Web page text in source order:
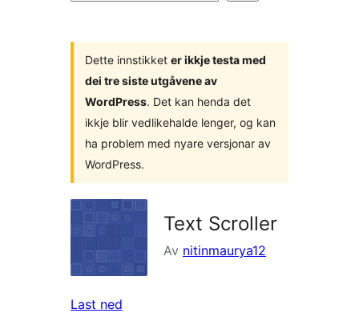
Dette innstikket er ikkje testa med
dei tre siste utgåvene av
WordPress. Det kan henda det
ikkje blir vedlikehalde lenger, og kan
ha problem med nyare versjonar av
WordPress.
Text Scroller
Av nitinmaurya12
Last ned